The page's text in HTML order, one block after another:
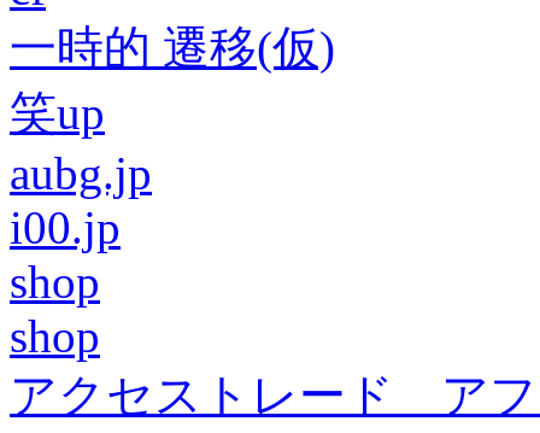
一時的 遷移(仮)
笑up
aubg.jp
i00.jp
shop
shop
アクセストレード ア